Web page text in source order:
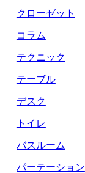
クローゼット
コラム
テクニック
テーブル
デスク
トイレ
バスルーム
パーテーション